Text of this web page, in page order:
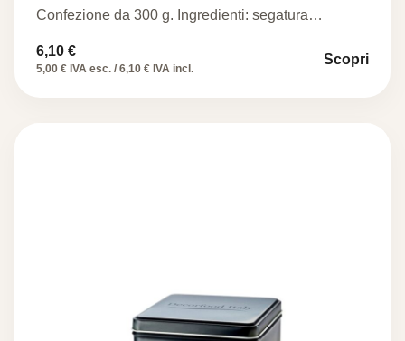
Confezione da 300 g. Ingredienti: segatura…
6,10 €
5,00 € IVA esc. / 6,10 € IVA incl.
Scopri